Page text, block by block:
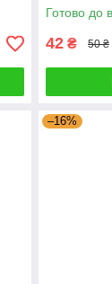
Готово до
42 ₴ 50 ₴
–16%